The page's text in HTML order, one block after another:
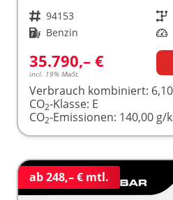
Fahrzeugnr. 94153 Getriebe
Kraftstoff Benzin Leistung
35.790,– €
incl. 19% MwSt.
Verbrauch kombiniert:
CO2-Klasse: E
CO2-Emissionen: 140,00 g/
ab 248,– € mtl.